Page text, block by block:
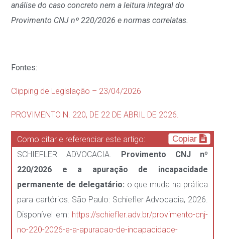
análise do caso concreto nem a leitura integral do
Provimento CNJ nº 220/2026 e normas correlatas.
Fontes:
Clipping de Legislação – 23/04/2026
PROVIMENTO N. 220, DE 22 DE ABRIL DE 2026.
Como citar e referenciar este artigo: Copiar
SCHIEFLER ADVOCACIA. Provimento CNJ nº
220/2026 e a apuração de incapacidade
permanente de delegatário: o que muda na prática
para cartórios. São Paulo: Schiefler Advocacia, 2026.
Disponível em: https://schiefler.adv.br/provimento-cnj-
no-220-2026-e-a-apuracao-de-incapacidade-